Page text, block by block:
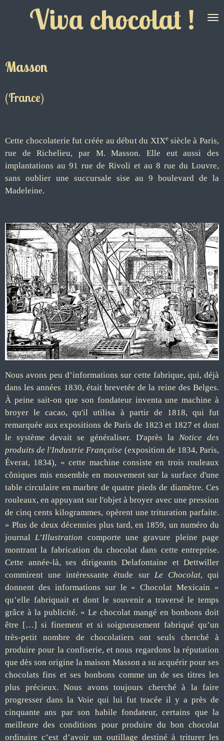
PasserViva chocolat !
Masson
(France)
Cette chocolaterie fut créée au début du XIXe siècle à Paris,
rue de Richelieu, par M. Masson. Elle eut aussi des
implantations au 91 rue de Rivoli et au 8 rue du Louvre,
sans oublier une succursale sise au 9 boulevard de la
Madeleine.
Nous avons peu d’informations sur cette fabrique, qui, déjà
dans les années 1830, était brevetée de la reine des Belges.
À peine sait-on que son fondateur inventa une machine à
broyer le cacao, qu'il utilisa à partir de 1818, qui fut
remarquée aux expositions de Paris de 1823 et 1827 et dont
le système devait se généraliser. D'après la Notice des
produits de l'Industrie Française (exposition de 1834, Paris,
Éverat, 1834), « cette machine consiste en trois rouleaux
côniques mis ensemble en mouvement sur la surface d'une
table circulaire en marbre de quatre pieds de diamètre. Ces
rouleaux, en appuyant sur l'objet à broyer avec une pression
de cinq cents kilogrammes, opèrent une trituration parfaite.
» Plus de deux décennies plus tard, en 1859, un numéro du
journalL’Illustration comporte une gravure pleine page
montrant la fabrication du chocolat dans cette entreprise.
Cette année-là, ses dirigeants Delafontaine et Dettwiller
commirent une intéressante étude sur Le Chocolat, qui
donnent des informations sur le « Chocolat Mexicain »
qu’elle fabriquait et dont le souvenir a traversé le temps
grâce à la publicité. « Le chocolat mangé en bonbons doit
être […] si finement et si soigneusement fabriqué qu’un
très-petit nombre de chocolatiers ont seuls cherché à
produire pour la confiserie, et nous regardons la réputation
que dès son origine la maison Masson a su acquérir pour ses
chocolats fins et ses bonbons comme un de ses titres les
plus précieux. Nous avons toujours cherché à la faire
progresser dans la Voie qui lui fut tracée il y a près de
cinquante ans par son habile fondateur, certains que la
meilleure des conditions pour produire du bon chocolat
ordinaire c’est d’avoir un outillage destiné à triturer les